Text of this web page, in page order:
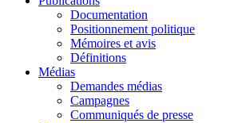
Documentation
Positionnement politique
Mémoires et avis
Définitions
Médias
Demandes médias
Campagnes
Communiqués de presse